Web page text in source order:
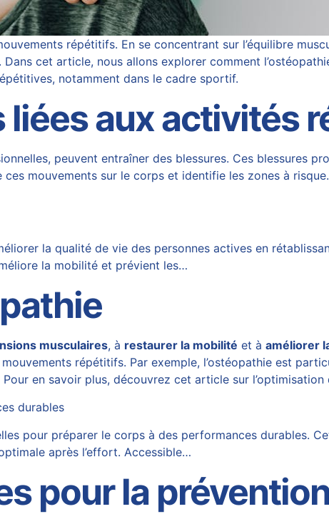
répétitifs. En se concentrant sur l’équilibre
cet article, nous allons explorer comment
notamment dans le cadre sportif.
aux activités
peuvent entraîner des blessures. Ces blessures
mouvements sur le corps et identifie les zones à
la qualité de vie des personnes actives en
la mobilité et prévient les…
musculaires, à restaurer la mobilité et àaméliorer
répétitifs. Par exemple, l’ostéopathie est
en savoir plus, découvrez cet article sur
durables
pour préparer le corps à des performances durables.
après l’effort. Accessible…
pour la